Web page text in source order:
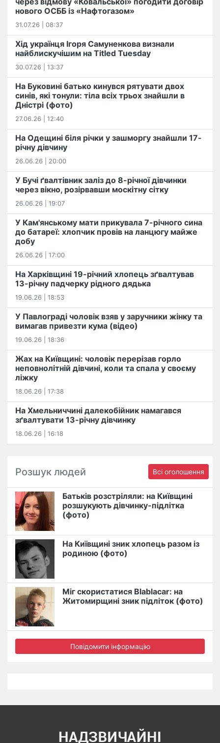
нового ОСББ із «Нафтогазом»
31.07.26 | 08:37
Хід українця Ігоря Самуненкова визнали
найблискучішим на Titled Tuesday
30.07.26 | 13:37
На Буковині батько кинувся рятувати двох
синів, які тонули: тіла всіх трьох знайшли в
Дністрі (фото)
27.06.26 | 12:40
На Одещині біля річки у зашморгу знайшли 17-
річну дівчину
26.06.26 | 20:00
У Бучі ґвалтівник заліз до 8-річної дівчинки
через вікно, розірвавши москітну сітку
26.06.26 | 19:07
У Кам'янському мати прикувала 7-річного сина
до батареї: хлопчик провів на ланцюгу майже
добу
26.06.26 | 17:00
На Харківщині 19-річний хлопець​ ️зґвалтував
13-річну падчерку рідного дядька
19.06.26 | 18:53
У Павлограді чоловік взяв у заручники жінку та
вимагав привезти кума (відео)
19.06.26 | 18:36
Жах на Київщині: чоловік перерізав горло
неповнолітній дівчині, коли та спала у своєму
ліжку
18.06.26 | 17:38
На Хмельниччині далекобійник намагався
зґвалтувати 13-річну дівчинку
18.06.26 | 16:18
Розшук людей Всі оголошення
Батьків розстріляли: на Київщині
розшукують дівчинку-підлітка
(фото)
На Київщині зник хлопець разом із
родиною (фото)
Міг скористатися Blablacar: на
Житомирщині зник підліток (фото)
Повідомити інформацію